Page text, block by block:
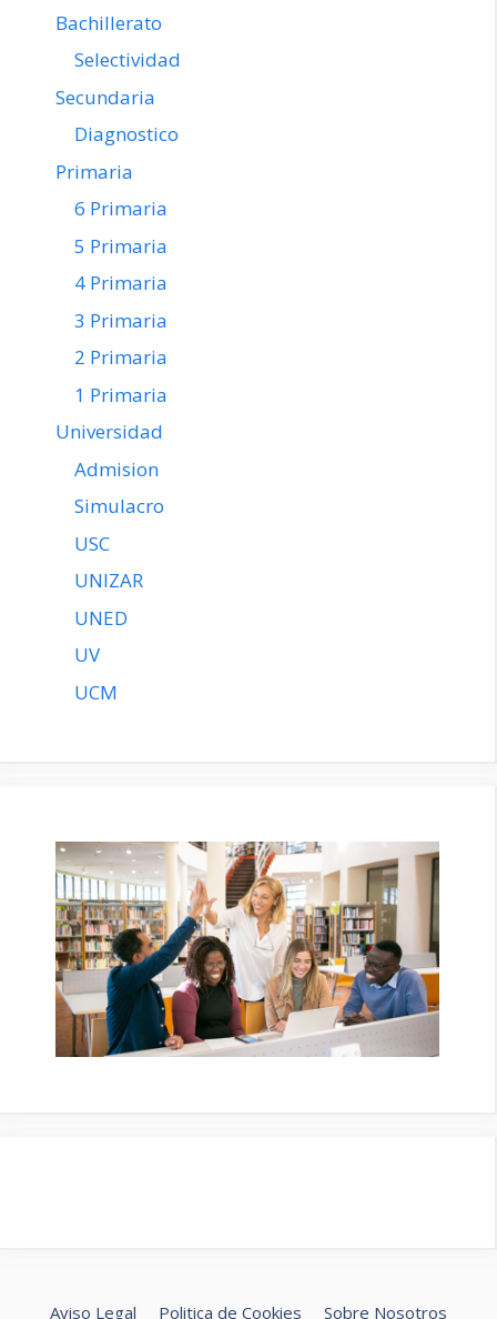
Bachillerato
Selectividad
Secundaria
Diagnostico
Primaria
6 Primaria
5 Primaria
4 Primaria
3 Primaria
2 Primaria
1 Primaria
Universidad
Admision
Simulacro
USC
UNIZAR
UNED
UV
UCM
Aviso Legal Politica de Cookies Sobre Nosotros